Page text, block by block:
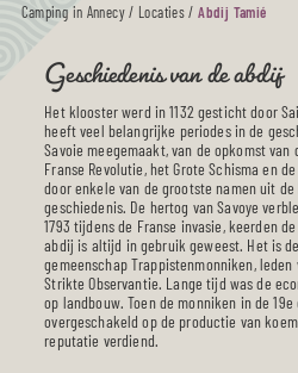
Camping in Annecy/ Locaties/Abdij Tamié
Geschiedenis van de abdij
Het klooster werd in 1132 gesticht door
heeft veel belangrijke periodes in de
Savoie meegemaakt, van de opkomst
Franse Revolutie, het Grote Schisma en
door enkele van de grootste namen uit
geschiedenis. De hertog van Savoye
1793 tijdens de Franse invasie, keerden
abdij is altijd in gebruik geweest. Het is
gemeenschap Trappistenmonniken,
Strikte Observantie. Lange tijd was de
op landbouw. Toen de monniken in de
overgeschakeld op de productie van
reputatie verdiend.